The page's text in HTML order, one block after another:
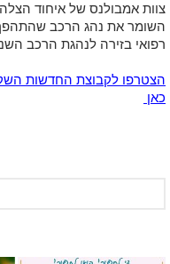
צוות אמבולנס של איחוד הצלה
רפואי בזירה לנהגת הרכב השני (כבת 20) שנפצעה אף
כאן